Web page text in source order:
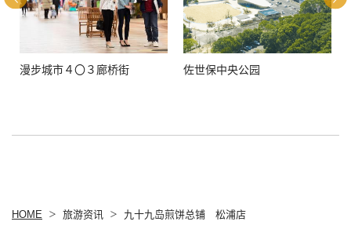
漫步城市４〇３廊桥街 佐世保中央公园
HOME 旅游资讯 九十九岛煎饼总铺 松浦店